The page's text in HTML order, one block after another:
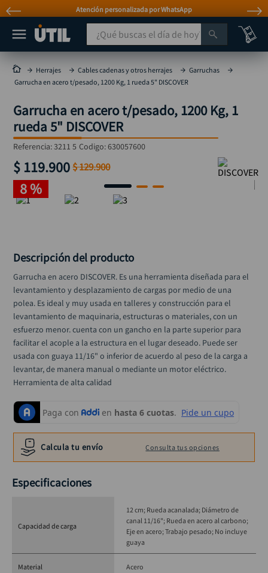
Atención personalizada por WhatsApp
¿Qué buscas el día de hoy?
Herrajes Cables cadenas y otros herrajes
Garruchas
Garrucha en acero t/pesado, 1200 Kg, 1 rueda 5" DISCOVER
Garrucha en acero t/pesado, 1200 Kg, 1
rueda 5" DISCOVER
Referencia:3211 5 Codigo:630057600
$ 119.900 $129.900
8 %
Descripción del producto
Garrucha en acero DISCOVER. Es una herramienta diseñada para el
levantamiento y desplazamiento de cargas por medio de una
polea. Es ideal y muy usada en talleres y construcción para el
levantamiento de maquinaria, estructuras o materiales, con un
esfuerzo menor. cuenta con un gancho en la parte superior para
facilitar el acople a la estructura en el lugar deseado. Puede ser
usada con guaya 11/16" o inferior de acuerdo al peso de la carga a
levantar, de manera manual o mediante un motor eléctrico.
Herramienta de alta calidad
Calcula tu envío Consulta tus opciones
Especificaciones
Capacidad de carga
12 cm; Rueda acanalada; Diámetro de
canal 11/16"; Rueda en acero al carbono;
Eje en acero; Trabajo pesado; No incluye
guaya
Material Acero
MÁS BUSCADOS
taladro
taladros pulidoras
compresor
sierra circular
ruteadora
broca
taladro inalámbrico
alicate